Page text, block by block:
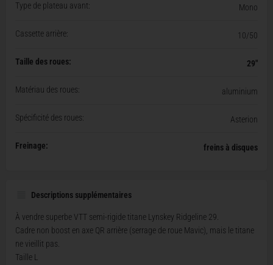
Type de plateau avant: Mono
Cassette arrière: 10/50
Taille des roues: 29"
Matériau des roues: aluminium
Spécificité des roues: Asterion
Freinage: freins à disques
Descriptions supplémentaires
À vendre superbe VTT semi-rigide titane Lynskey Ridgeline 29.
Cadre non boost en axe QR arrière (serrage de roue Mavic), mais le titane
ne vieillit pas.
Taille L